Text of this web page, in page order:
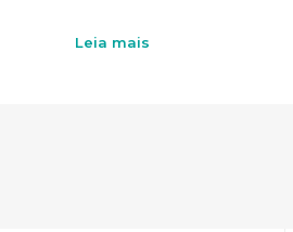
Leia mais